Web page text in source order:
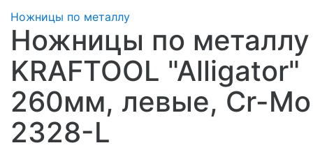
Ножницы по металлу
Ножницы по металлу
KRAFTOOL "Alligator"
260мм, левые, Cr-Mo
2328-L